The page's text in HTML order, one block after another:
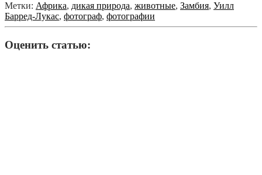
Метки: Африка, дикая природа, животные, Замбия, Уилл
Барред-Лукас, фотограф, фотографии
Оценить статью: